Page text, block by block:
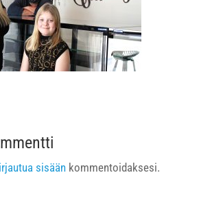
sisäänkommentoidaksesi.